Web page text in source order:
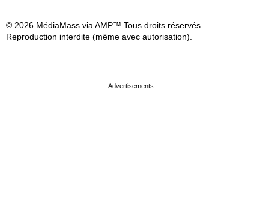
© 2026 MédiaMass via AMP™ Tous droits réservés.
Reproduction interdite (même avec autorisation).